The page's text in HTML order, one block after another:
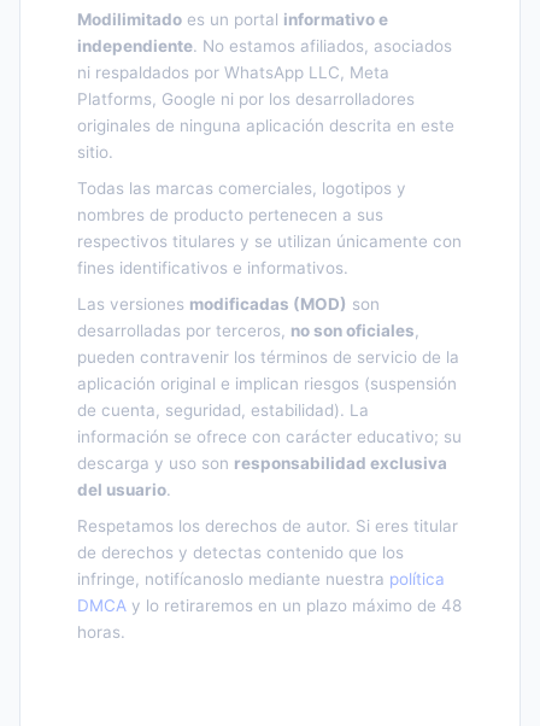
Modilimitado es un portal informativo e
independiente. No estamos afiliados, asociados
ni respaldados por WhatsApp LLC, Meta
Platforms, Google ni por los desarrolladores
originales de ninguna aplicación descrita en este
sitio.
Todas las marcas comerciales, logotipos y
nombres de producto pertenecen a sus
respectivos titulares y se utilizan únicamente con
fines identificativos e informativos.
Las versiones modificadas (MOD) son
desarrolladas por terceros, no son oficiales
pueden contravenir los términos de servicio de la
aplicación original e implican riesgos (suspensión
de cuenta, seguridad, estabilidad). La
información se ofrece con carácter educativo; su
descarga y uso son responsabilidad exclusiva
del usuario.
Respetamos los derechos de autor. Si eres titular
de derechos y detectas contenido que los
infringe, notifícanoslo mediante nuestra política
DMCA y lo retiraremos en un plazo máximo de 48
horas.